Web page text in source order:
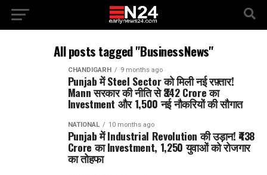
All posts tagged "BusinessNews"
CHANDIGARH 9 months ago
Punjab में Steel Sector को मिली नई रफ़्तार!
Mann सरकार की नीति से ₹342 Crore का
Investment और 1,500 नई नौकरियों की सौगात
NATIONAL 10 months ago
Punjab में Industrial Revolution की उड़ान! ₹438
Crore का Investment, 1,250 युवाओं को रोजगार
का तोहफा